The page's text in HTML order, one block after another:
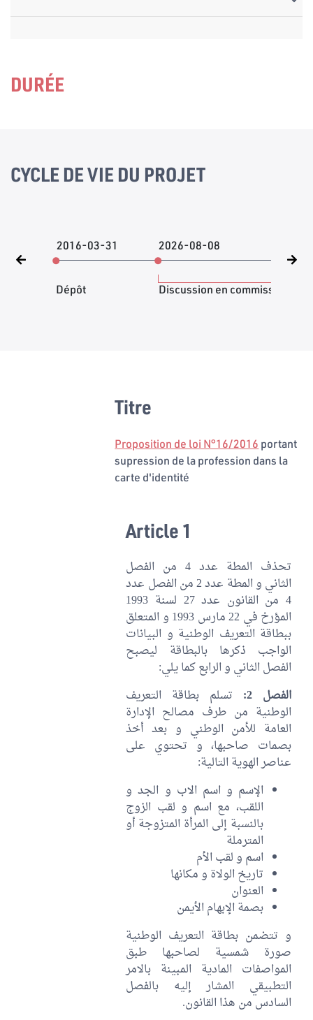
DURÉE
CYCLE DE VIE DU PROJET
2016-03-31
Dépôt
2026-08-08
Discussion en commission
Titre
Proposition de loi N°16/2016 portant
supression de la profession dans la
carte d'identité
Article 1
تحذف المطة عدد 4 من الفصل
الثاني و المطة عدد 2 من الفصل عدد
4 من القانون عدد 27 لسنة 1993
المؤرخ في 22 مارس 1993 و المتعلق
ببطاقة التعريف الوطنية و البيانات
الواجب ذكرها بالبطاقة ليصبح
الفصل الثاني و الرابع كما يلي:
الفصل 2:
تسلم بطاقة التعريف
الوطنية من طرف مصالح الإدارة
العامة للأمن الوطني و بعد أخذ
بصمات صاحبها، و تحتوي على
عناصر الهوية التالية:
الإسم و اسم الاب و الجد و
اللقب، مع اسم و لقب الزوج
بالنسبة إلى المرأة المتزوجة أو
المترملة
اسم و لقب الأم
تاريخ الولاة و مكانها
العنوان
بصمة الإبهام الأيمن
و تتضمن بطاقة التعريف الوطنية
صورة شمسية لصاحبها طبق
المواصفات المادية المبينة بالامر
التطبيقي المشار إليه بالفصل
السادس من هذا القانون.